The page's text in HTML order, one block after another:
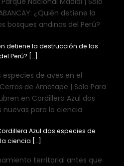
¿Quién detiene la
bosques andinos del Perú?
detiene la destrucción de los
Perú? […]
especies de aves en el
de Amotape | Solo Para
en Cordillera Azul dos
nuevas para la ciencia
Azul dos especies de
ciencia […]
territorial antes que